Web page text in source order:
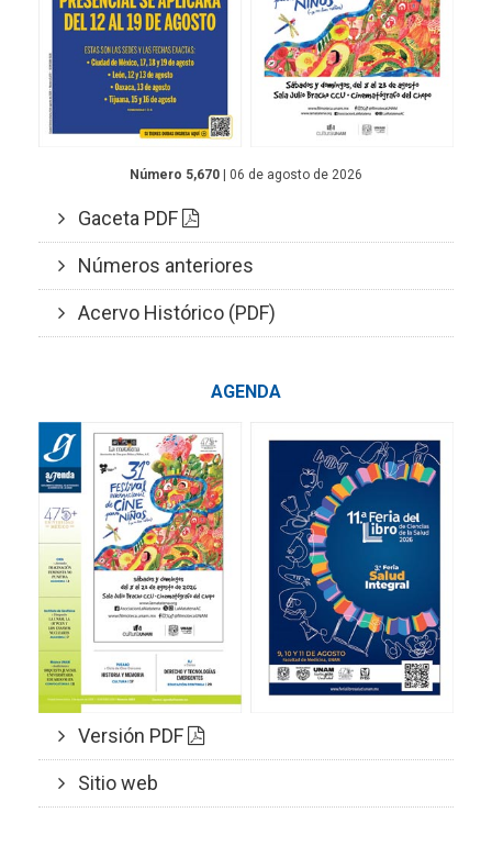
Número 5,670 | 06 de agosto de 2026
Gaceta PDF
Números anteriores
Acervo Histórico (PDF)
AGENDA
Versión PDF
Sitio web